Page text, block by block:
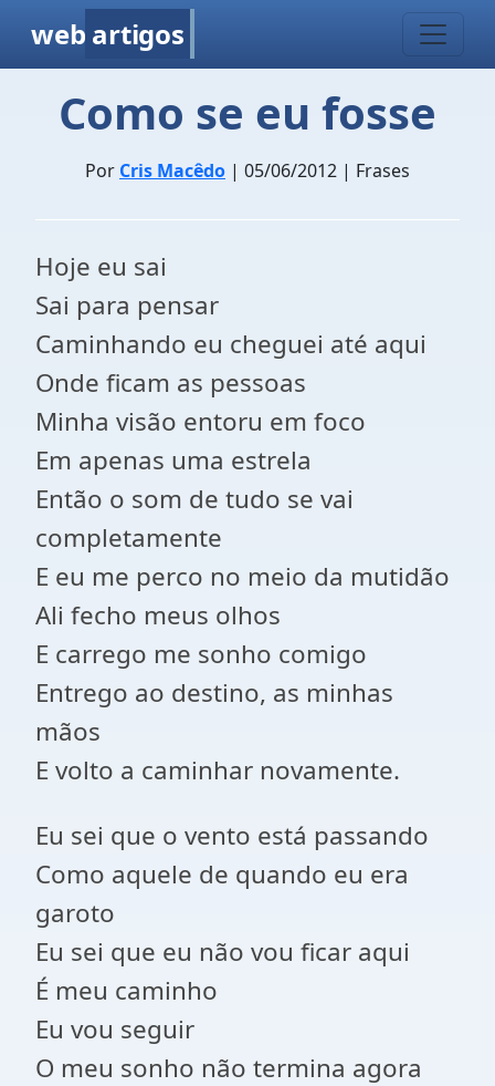
web artigos
Como se eu fosse
Por Cris Macêdo | 05/06/2012 | Frases
Hoje eu sai
Sai para pensar
Caminhando eu cheguei até aqui
Onde ficam as pessoas
Minha visão entoru em foco
Em apenas uma estrela
Então o som de tudo se vai
completamente
E eu me perco no meio da mutidão
Ali fecho meus olhos
E carrego me sonho comigo
Entrego ao destino, as minhas
mãos
E volto a caminhar novamente.
Eu sei que o vento está passando
Como aquele de quando eu era
garoto
Eu sei que eu não vou ficar aqui
É meu caminho
Eu vou seguir
O meu sonho não termina agora